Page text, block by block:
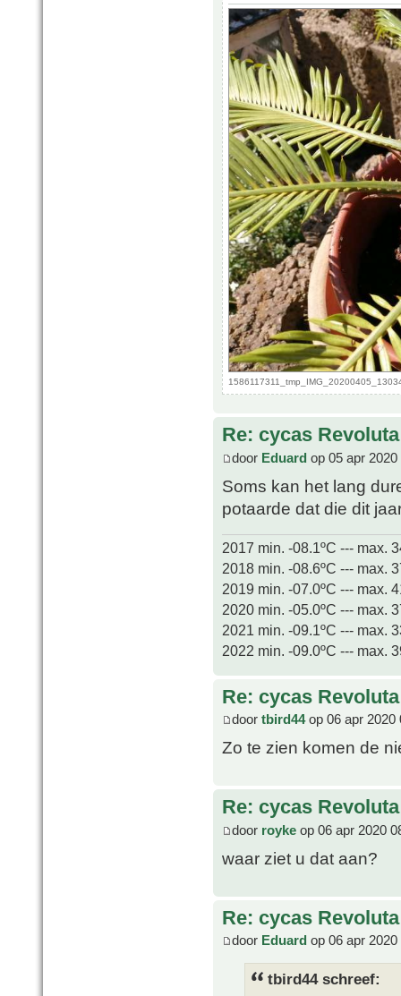
Re: cycas Revoluta
door Eduard op 05 apr 2020
Soms kan het lang
potaarde dat die dit
2017 min. -08.1ºC --- max.
2018 min. -08.6ºC --- max.
2019 min. -07.0ºC --- max.
2020 min. -05.0ºC --- max.
2021 min. -09.1ºC --- max.
2022 min. -09.0ºC --- max.
Re: cycas Revoluta
door tbird44op 06 apr 2020
Zo te zien komen de
Re: cycas Revoluta
door royke op 06 apr 2020
waar ziet u dat aan?
Re: cycas Revoluta
door Eduard op 06 apr 2020
tbird44 schreef: